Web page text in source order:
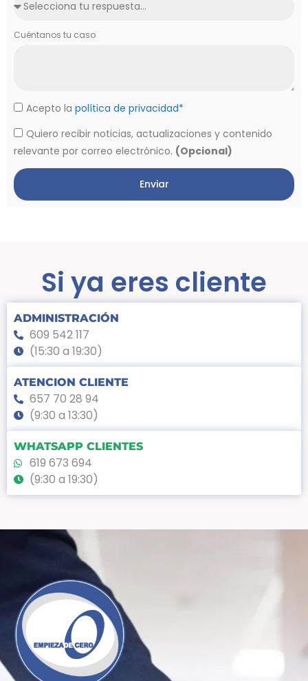
Cuéntanos tu caso
Acepto la política de privacidad*
Quiero recibir noticias, actualizaciones y contenido
relevante por correo electrónico. (Opcional)
Enviar
Si ya eres cliente
ADMINISTRACIÓN
609 542 117
(15:30 a 19:30)
ATENCION CLIENTE
657 70 28 94
(9:30 a 13:30)
WHATSAPP CLIENTES
619 673 694
(9:30 a 19:30)